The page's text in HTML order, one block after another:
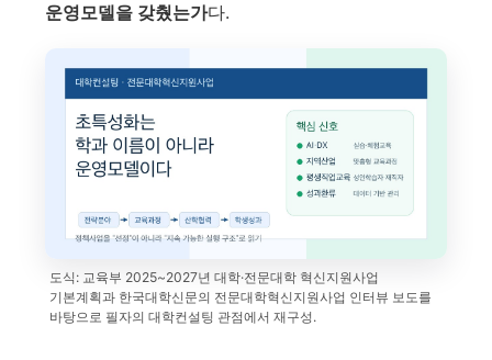
운영모델을 갖췄는가다.
도식: 교육부 2025~2027년 대학·전문대학 혁신지원사업
기본계획과 한국대학신문의 전문대학혁신지원사업 인터뷰 보도를
바탕으로 필자의 대학컨설팅 관점에서 재구성.